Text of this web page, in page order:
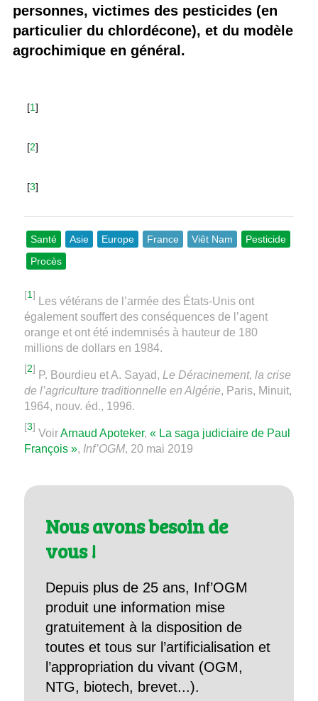
personnes, victimes des pesticides (en
particulier du chlordécone), et du modèle
agrochimique en général.
[1]
[2]
[3]
Santé Asie Europe France Viêt Nam
Pesticide
Procès
[1]
Les vétérans de l’armée des États-Unis ont
également souffert des conséquences de l’agent
orange et ont été indemnisés à hauteur de 180
millions de dollars en 1984.
[2]
P. Bourdieu et A. Sayad, Le Déracinement, la crise
de l’agriculture traditionnelle en Algérie, Paris, Minuit,
1964, nouv. éd., 1996.
[3]
VoirArnaud Apoteker,« La saga judiciaire de Paul
François », Inf’OGM, 20 mai 2019
Nous avons besoin de
vous !
Depuis plus de 25 ans, Inf’OGM
produit une information mise
gratuitement à la disposition de
toutes et tous sur l’artificialisation et
l’appropriation du vivant (OGM,
NTG, biotech, brevet...).